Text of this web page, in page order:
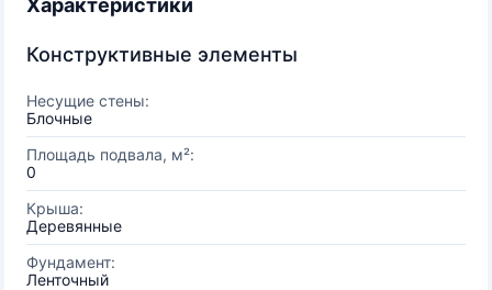
Характеристики
Конструктивные элементы
Несущие стены:
Блочные
Площадь подвала, м²:
0
Крыша:
Деревянные
Фундамент:
Ленточный